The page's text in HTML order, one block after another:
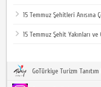
15 Temmuz Şehitleri Anısına
15 Temmuz Şehit Yakınları
GoTürkiye Turizm